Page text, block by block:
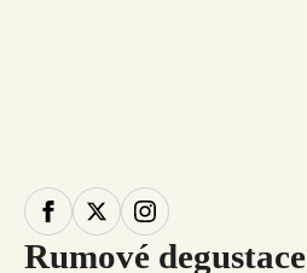
Rumové degustace